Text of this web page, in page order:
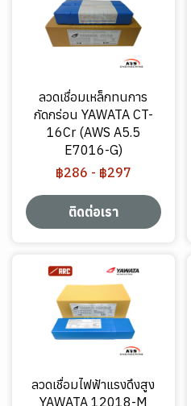
ลวดเชื่อมเหล็กทนการ
กัดกร่อน YAWATA CT-
16Cr (AWS A5.5
E7016-G)
฿286 - ฿297
ติดต่อเรา
ลวดเชื่อมไฟฟ้าแรงดึงสูง
YAWATA 12018-M